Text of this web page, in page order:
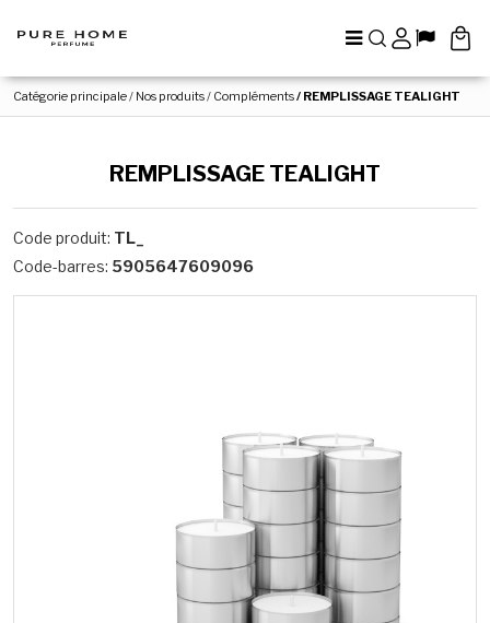
MenuRechercher
PanelLang
Catégorie principale/ Nos produits/ Compléments/ REMPLISSAGE TEALIGHT
REMPLISSAGE TEALIGHT
Code produit: TL_
Code-barres: 5905647609096